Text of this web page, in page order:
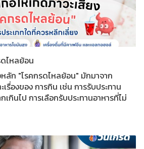
ดไหลย้อน
ลัก "โรคกรดไหลย้อน" มักมาจาก
รื่องของ การกิน เช่น การรับประทาน
กินไป การเลือกรับประทานอาหารที่ไม่